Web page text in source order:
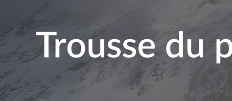
Trousse du